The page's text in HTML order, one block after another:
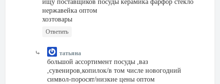
ищу поставщиков посуды керамика фарфор стекло
нержавейка оптом
хозтовары
Ответить
татьяна
большой ассортимент посуды ,ваз
,сувениров,копилок/в том числе новогодний
символ-поросят/низкие цены оптом